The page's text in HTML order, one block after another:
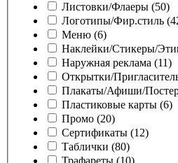
Листовки/Флаеры (50)
Логотипы/Фир.стиль
Меню (6)
Наклейки/Стикеры/
Наружная реклама (11)
Открытки/
Плакаты/Афиши/
Пластиковые карты (6)
Промо (20)
Сертификаты (12)
Таблички (80)
Трафареты (10)